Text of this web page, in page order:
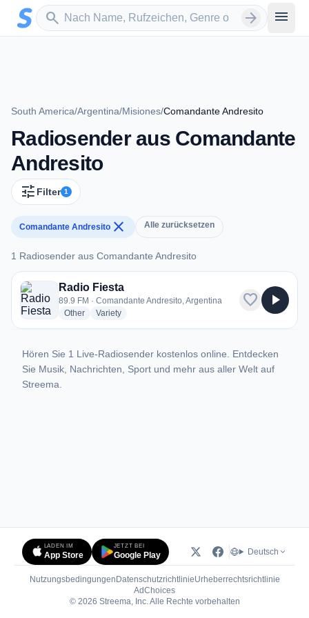
Zum Hauptinhalt springen
search
Sender suchen arrow_forward menu
South America/Argentina/Misiones/Comandante Andresito
Radiosender aus Comandante
Andresito
tune Filter 1
Comandante Andresito close Alle zurücksetzen
1 Radiosender aus Comandante Andresito
1 Radiosender aus Comandante Andresito
Radio Fiesta
89.9 FM · Comandante Andresito, Argentina
Otherradio stations
Varietyradio stations
favorite play_arrow
Hören Sie 1 Live-Radiosender kostenlos online. Entdecken
Sie Musik, Nachrichten, Sport und mehr aus aller Welt auf
Streema.
LADEN IM
App Store
JETZT BEI
Google Play Deutsch
Nutzungsbedingungen DatenschutzrichtlinieUrheberrechtsrichtlinie
AdChoices(öffnet in neuem Tab)
© 2026 Streema, Inc. Alle Rechte vorbehalten